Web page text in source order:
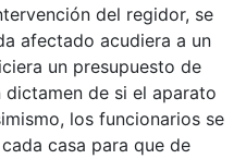
del regidor, se
afectado acudiera a un
un presupuesto de
dictamen de si el aparato
los funcionarios se
casa para que de